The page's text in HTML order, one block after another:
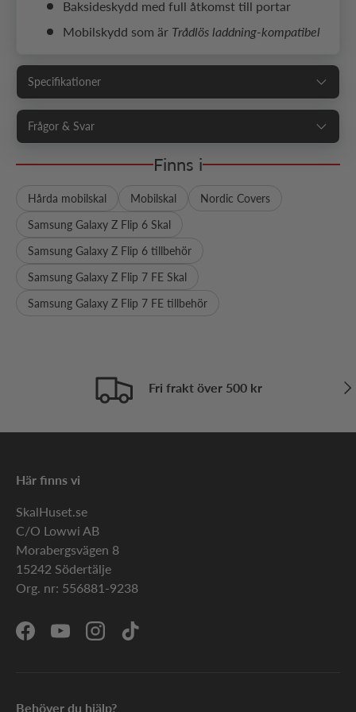
Baksideskydd med full åtkomst till portar
Mobilskydd som är Trådlös laddning-kompatibel
Specifikationer
Frågor & Svar
Finns i
Hårda mobilskal Mobilskal
Nordic Covers
Samsung Galaxy Z Flip 6 Skal
Samsung Galaxy Z Flip 6 tillbehör
Samsung Galaxy Z Flip 7 FE Skal
Samsung Galaxy Z Flip 7 FE tillbehör
Fri frakt över 500 kr
Här finns vi
SkalHuset.se
C/O Lowwi AB
Morabergsvägen 8
15242 Södertälje
Org. nr: 556881-9238
FacebookYouTubeInstagramTikTok
Behöver du hjälp?